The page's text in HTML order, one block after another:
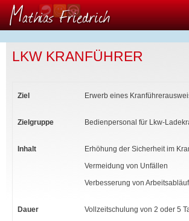
LKW KRANFÜHRER
Ziel Erwerb eines
Zielgruppe Bedienpersonal für Lkw-
Inhalt
Erhöhung der Sicherheit im
Vermeidung von Unfällen
Verbesserung von
Dauer Vollzeitschulung von 2 oder 5